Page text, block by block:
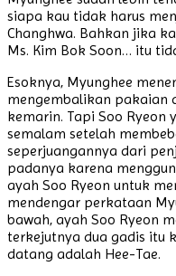
siapa kau tidak harus
Changhwa. Bahkan jika
Ms. Kim Bok Soon… itu
Esoknya, Myunghee
mengembalikan pakaian
kemarin. Tapi Soo Ryeon
semalam setelah
seperjuangannya dari
padanya karena
ayah Soo Ryeon untuk
mendengar perkataan
bawah, ayah Soo Ryeon
terkejutnya dua gadis itu
datang adalah Hee-Tae.